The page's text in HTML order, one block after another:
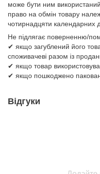
може бути ним
право на обмін товару
чотирнадцяти календарних
Не підлягає поверненню/
✔ якщо загублений його
споживачеві разом із
✔ якщо товар
✔ якщо пошкоджено
Відгуки